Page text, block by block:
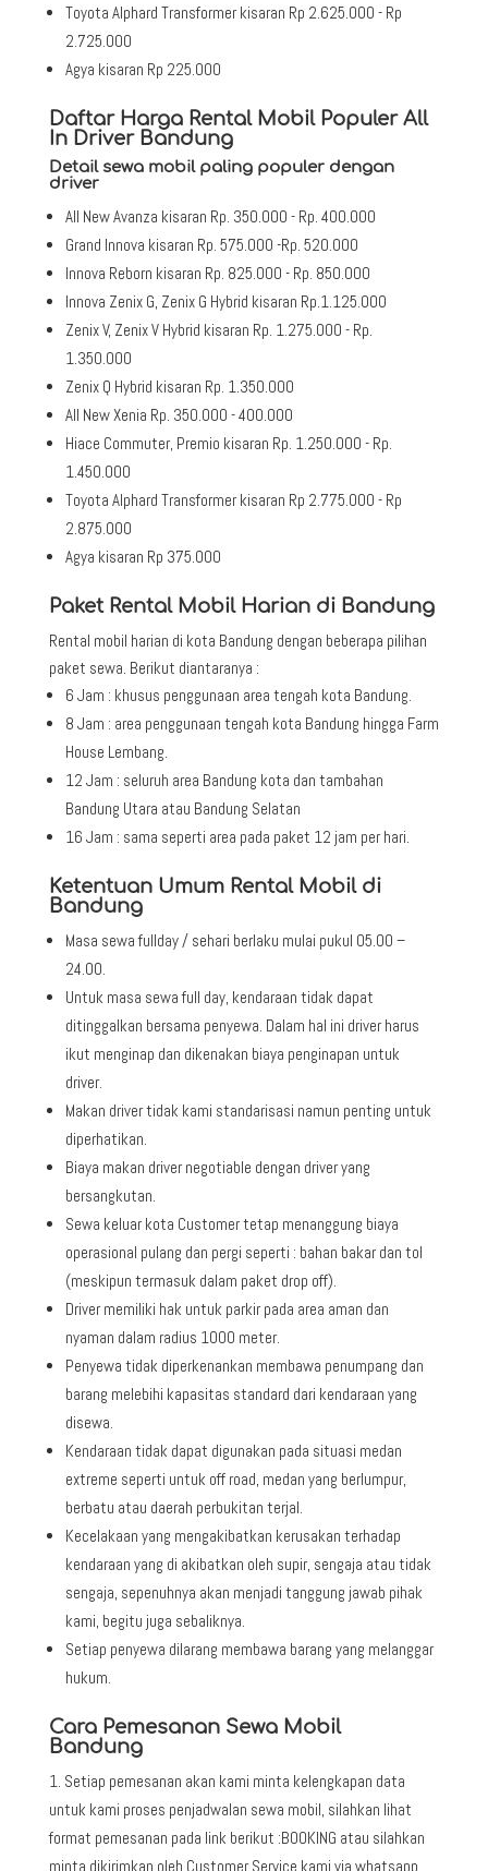
Toyota Alphard Transformer kisaran Rp 2.625.000 - Rp
2.725.000
Agya kisaran Rp 225.000
Daftar Harga Rental Mobil Populer All
In Driver Bandung
Detail sewa mobil paling populer dengan
driver
All New Avanza kisaran Rp. 350.000 - Rp. 400.000
Grand Innova kisaran Rp. 575.000 -Rp. 520.000
Innova Reborn kisaran Rp. 825.000 - Rp. 850.000
Innova Zenix G, Zenix G Hybrid kisaran Rp.1.125.000
Zenix V, Zenix V Hybrid kisaran Rp. 1.275.000 - Rp.
1.350.000
Zenix Q Hybrid kisaran Rp. 1.350.000
All New Xenia Rp. 350.000 - 400.000
Hiace Commuter, Premio kisaran Rp. 1.250.000 - Rp.
1.450.000
Toyota Alphard Transformer kisaran Rp 2.775.000 - Rp
2.875.000
Agya kisaran Rp 375.000
Paket Rental Mobil Harian di Bandung
Rental mobil harian di kota Bandung dengan beberapa pilihan
paket sewa. Berikut diantaranya :
6 Jam : khusus penggunaan area tengah kota Bandung.
8 Jam : area penggunaan tengah kota Bandung hingga Farm
House Lembang.
12 Jam : seluruh area Bandung kota dan tambahan
Bandung Utara atau Bandung Selatan
16 Jam : sama seperti area pada paket 12 jam per hari.
Ketentuan Umum Rental Mobil di
Bandung
Masa sewa fullday / sehari berlaku mulai pukul 05.00 –
24.00.
Untuk masa sewa full day, kendaraan tidak dapat
ditinggalkan bersama penyewa. Dalam hal ini driver harus
ikut menginap dan dikenakan biaya penginapan untuk
driver.
Makan driver tidak kami standarisasi namun penting untuk
diperhatikan.
Biaya makan driver negotiable dengan driver yang
bersangkutan.
Sewa keluar kota Customer tetap menanggung biaya
operasional pulang dan pergi seperti : bahan bakar dan tol
(meskipun termasuk dalam paket drop off).
Driver memiliki hak untuk parkir pada area aman dan
nyaman dalam radius 1000 meter.
Penyewa tidak diperkenankan membawa penumpang dan
barang melebihi kapasitas standard dari kendaraan yang
disewa.
Kendaraan tidak dapat digunakan pada situasi medan
extreme seperti untuk off road, medan yang berlumpur,
berbatu atau daerah perbukitan terjal.
Kecelakaan yang mengakibatkan kerusakan terhadap
kendaraan yang di akibatkan oleh supir, sengaja atau tidak
sengaja, sepenuhnya akan menjadi tanggung jawab pihak
kami, begitu juga sebaliknya.
Setiap penyewa dilarang membawa barang yang melanggar
hukum.
Cara Pemesanan Sewa Mobil
Bandung
Setiap pemesanan akan kami minta kelengkapan data
untuk kami proses penjadwalan sewa mobil, silahkan lihat
format pemesanan pada link berikut :BOOKING atau silahkan
minta dikirimkan oleh Customer Service kami via whatsapp,